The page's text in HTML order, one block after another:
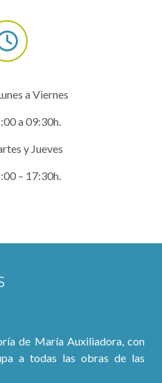
a Viernes
a 09:30h.
y Jueves
– 17:30h.
de María Auxiliadora, con
a todas las obras de las